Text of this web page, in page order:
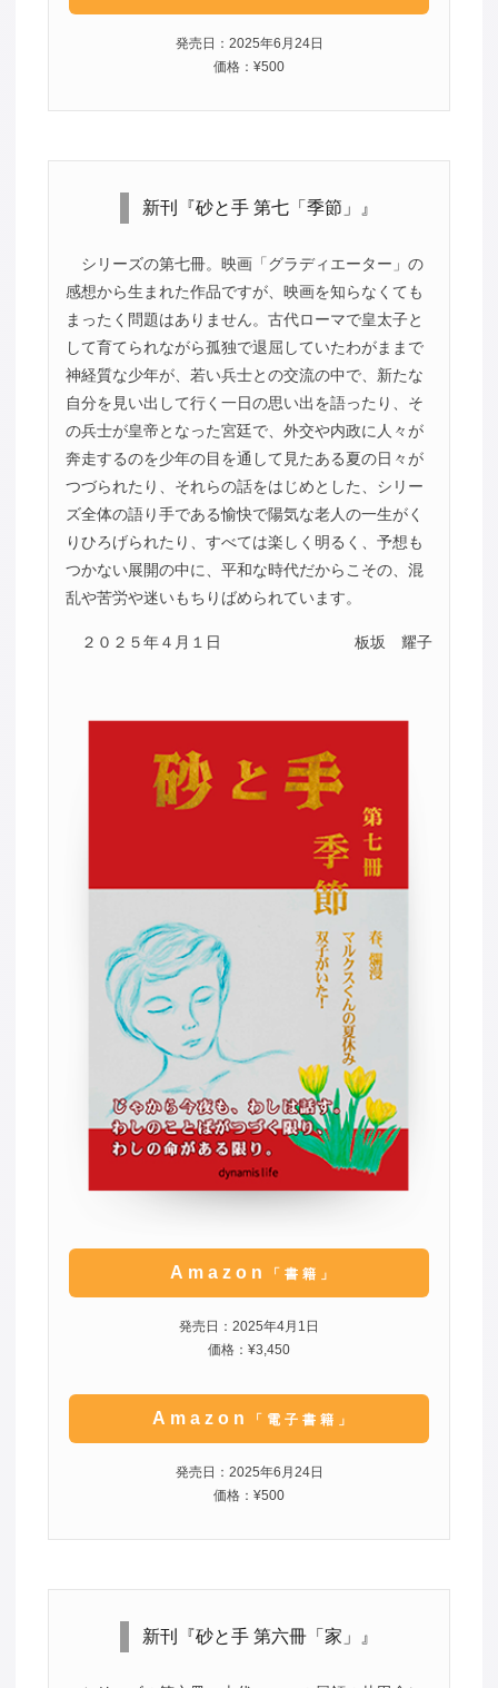
発売日：2025年6月24日
価格：¥500
新刊『砂と手 第七「季節」』
シリーズの第七冊。映画「グラディエーター」の
感想から生まれた作品ですが、映画を知らなくても
まったく問題はありません。古代ローマで皇太子と
して育てられながら孤独で退屈していたわがままで
神経質な少年が、若い兵士との交流の中で、新たな
自分を見い出して行く一日の思い出を語ったり、そ
の兵士が皇帝となった宮廷で、外交や内政に人々が
奔走するのを少年の目を通して見たある夏の日々が
つづられたり、それらの話をはじめとした、シリー
ズ全体の語り手である愉快で陽気な老人の一生がく
りひろげられたり、すべては楽しく明るく、予想も
つかない展開の中に、平和な時代だからこその、混
乱や苦労や迷いもちりばめられています。
２０２５年４月１日 板坂 耀子
Amazon 「書籍」
発売日：2025年4月1日
価格：¥3,450
Amazon 「電子書籍」
発売日：2025年6月24日
価格：¥500
新刊『砂と手 第六冊「家」』